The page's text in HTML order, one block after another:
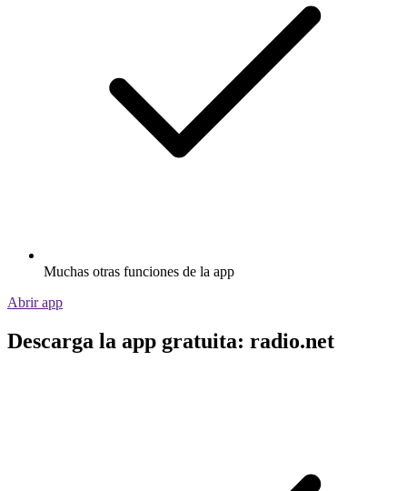
Muchas otras funciones de la app
Abrir app
Descarga la app gratuita: radio.net